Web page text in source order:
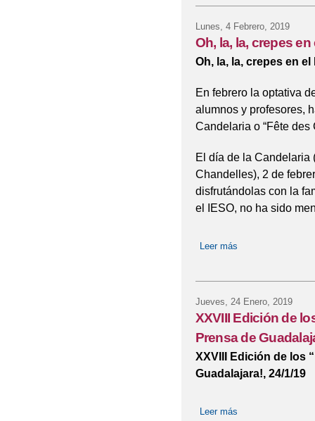
Lunes, 4 Febrero, 2019
Oh, la, la, crepes en
Oh, la, la, crepes en el
En febrero la optativa
alumnos y profesores,
Candelaria o “Fête des
El día de la Candelaria
Chandelles), 2 de
disfrutándolas con la
el IESO, no ha sido
Leer más
Jueves, 24 Enero, 2019
XXVIII Edición de
Prensa de
XXVIII Edición de los
Guadalajara!, 24/1/19
Leer más